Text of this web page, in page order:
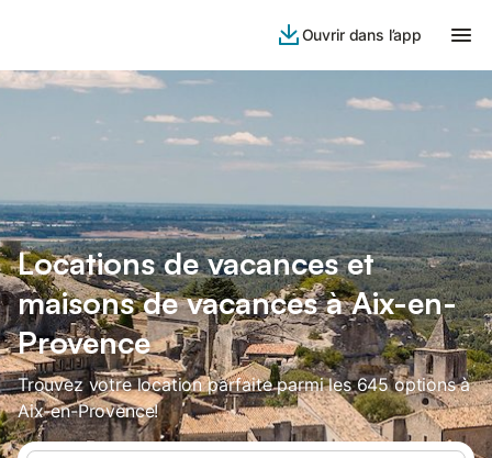
Ouvrir dans l’app
Locations de vacances et
maisons de vacances à Aix-en-
Provence
Trouvez votre location parfaite parmi les 645 options à
Aix-en-Provence!